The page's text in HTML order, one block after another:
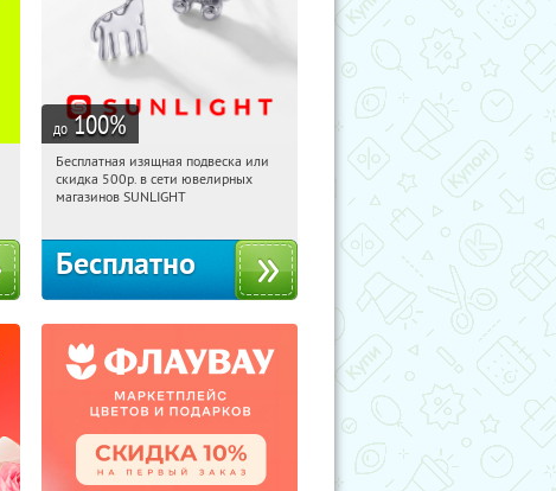
до 100%
11:40:35 Получили:
Россия
Бесплатная изящная подвеска или
скидка 500р. в сети ювелирных
магазинов SUNLIGHT
Бесплатно